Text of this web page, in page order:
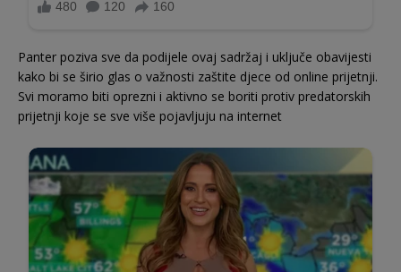
Panter poziva sve da podijele ovaj sadržaj i uključe obavijesti
kako bi se širio glas o važnosti zaštite djece od online prijetnji.
Svi moramo biti oprezni i aktivno se boriti protiv predatorskih
prijetnji koje se sve više pojavljuju na internet